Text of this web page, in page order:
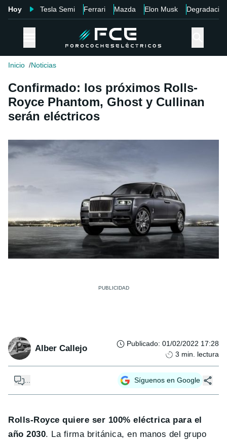
Hoy Tesla Semi Ferrari Mazda Elon Musk Degradación
Inicio Noticias
Confirmado: los próximos Rolls-
Royce Phantom, Ghost y Cullinan
serán eléctricos
Alber Callejo Publicado: 01/02/2022 17:28
3 min. lectura
... Síguenos en Google
Rolls-Royce quiere ser 100% eléctrica para el
año 2030. La firma británica, en manos del grupo